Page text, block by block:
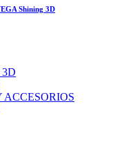
Shining 3D
ACCESORIOS